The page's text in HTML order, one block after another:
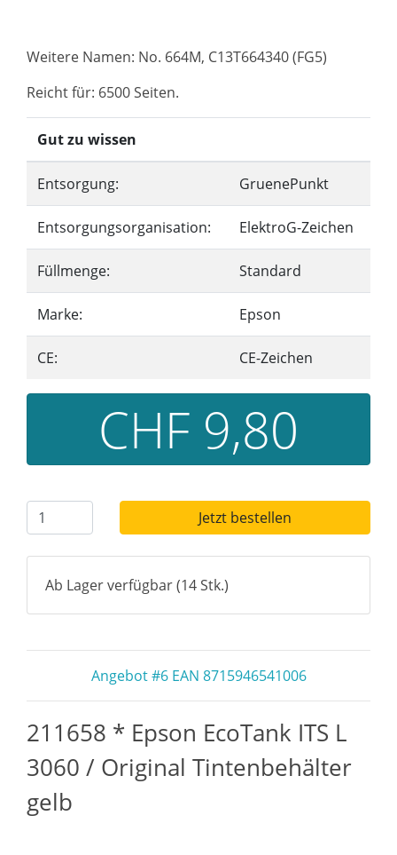
Weitere Namen: No. 664M, C13T664340 (FG5)
Reicht für: 6500 Seiten.
Gut zu wissen
Entsorgung: GruenePunkt
Entsorgungsorganisation: ElektroG-Zeichen
Füllmenge: Standard
Marke: Epson
CE: CE-Zeichen
CHF 9,80
Jetzt bestellen
Ab Lager verfügbar (14 Stk.)
Angebot #6 EAN 8715946541006
211658 * Epson EcoTank ITS L
3060 / Original Tintenbehälter
gelb